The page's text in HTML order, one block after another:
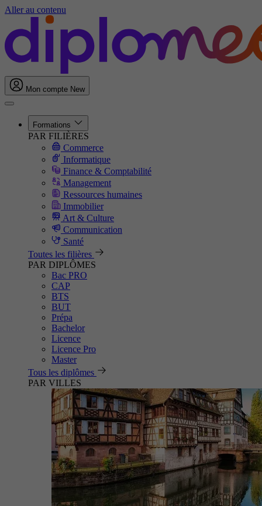
Aller au contenu
Mon compte New
Formations
PAR FILIÈRES
Commerce
Informatique
Finance & Comptabilité
Management
Ressources humaines
Immobilier
Art & Culture
Communication
Santé
Toutes les filières
PAR DIPLÔMES
Bac PRO
CAP
BTS
BUT
Prépa
Bachelor
Licence
Licence Pro
Master
Tous les diplômes
PAR VILLES